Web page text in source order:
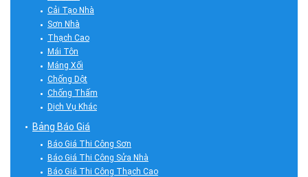
Cải Tạo Nhà
Sơn Nhà
Thạch Cao
Mái Tôn
Máng Xối
Chống Dột
Chống Thấm
Dịch Vụ Khác
Bảng Báo Giá
Báo Giá Thi Công Sơn
Báo Giá Thi Công Sửa Nhà
Báo Giá Thi Công Thạch Cao